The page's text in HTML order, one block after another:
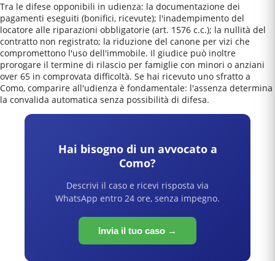
Tra le difese opponibili in udienza: la documentazione dei
pagamenti eseguiti (bonifici, ricevute); l'inadempimento del
locatore alle riparazioni obbligatorie (art. 1576 c.c.); la nullità del
contratto non registrato; la riduzione del canone per vizi che
compromettono l'uso dell'immobile. Il giudice può inoltre
prorogare il termine di rilascio per famiglie con minori o anziani
over 65 in comprovata difficoltà. Se hai ricevuto uno sfratto a
Como, comparire all'udienza è fondamentale: l'assenza determina
la convalida automatica senza possibilità di difesa.
Hai bisogno di un avvocato a
Como?
Descrivi il caso e ricevi risposta via
WhatsApp entro 24 ore, senza impegno.
Invia il tuo caso →